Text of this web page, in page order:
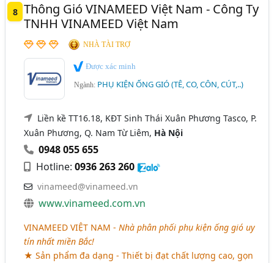
8 Thông Gió VINAMEED Việt Nam - Công Ty
TNHH VINAMEED Việt Nam
NHÀ TÀI TRỢ
Được xác minh
Ngành: PHỤ KIỆN ỐNG GIÓ (TÊ, CO, CÔN, CÚT,..)
Liền kề TT16.18, KĐT Sinh Thái Xuân Phương Tasco, P.
Xuân Phương, Q. Nam Từ Liêm, Hà Nội
0948 055 655
Hotline:0936 263 260
vinameed@vinameed.vn
www.vinameed.com.vn
VINAMEED VIỆT NAM -Nhà phân phối phụ kiện ống gió uy
tín nhất miền Bắc!
★ Sản phẩm đa dạng - Thiết bị đạt chất lượng cao, gọn